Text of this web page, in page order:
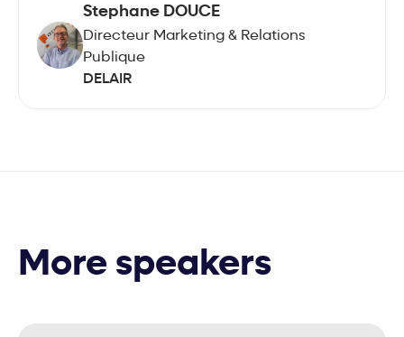
Stephane DOUCE
Directeur Marketing & Relations
Publique
DELAIR
More speakers